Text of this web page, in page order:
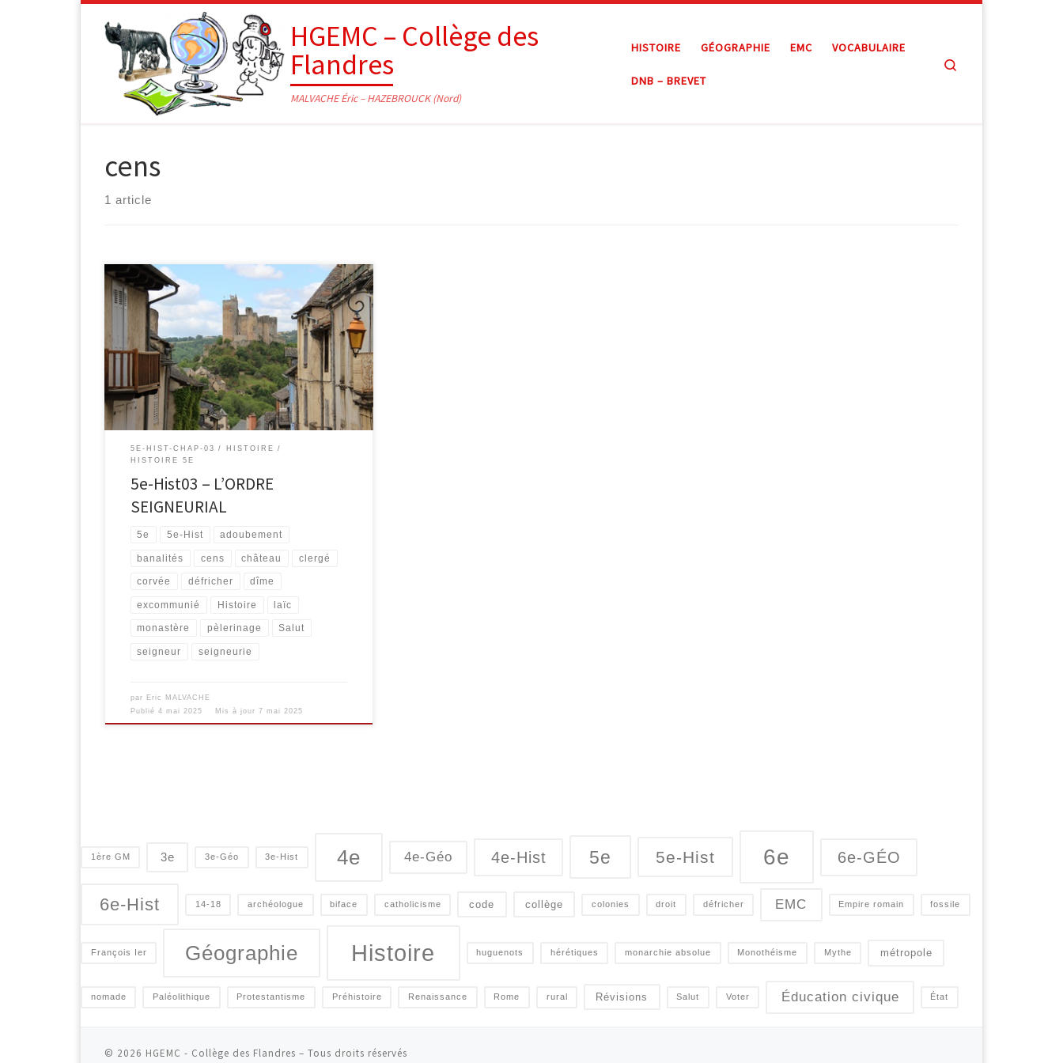
Passer au contenu
HGEMC – Collège des
Flandres
MALVACHE Éric – HAZEBROUCK (Nord)
HISTOIRE GÉOGRAPHIE EMC VOCABULAIRE
DNB – BREVET
cens
1 article
5E-HIST-CHAP-03
HISTOIRE
HISTOIRE 5E
5e-Hist03 – L’ORDRE
SEIGNEURIAL
5e 5e-Hist adoubement
banalités cens château clergé
corvée défricher dîme
excommunié Histoire laïc
monastère pèlerinage Salut
seigneur seigneurie
par Eric MALVACHE
Publié 4 mai 2025 Mis à jour 7 mai 2025
1ère GM 3e 3e-Géo 3e-Hist 4e 4e-Géo 4e-Hist 5e 5e-Hist 6e 6e-GÉO
6e-Hist 14-18 archéologue biface catholicisme code collège colonies droit défricher EMC Empire romain fossile
François Ier Géographie Histoire huguenots hérétiques monarchie absolue Monothéisme Mythe métropole
nomade Paléolithique Protestantisme Préhistoire Renaissance Rome rural Révisions Salut Voter Éducation civique État
© 2026 HGEMC - Collège des Flandres – Tous droits réservés